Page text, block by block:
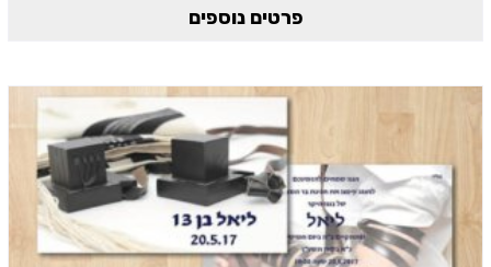
פרטים נוספים